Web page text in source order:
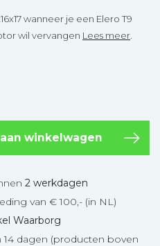
wanneer je een Elero T9
wil vervangen Lees meer
winkelwagen
2 werkdagen
van € 100,- (in NL)
Waarborg
14 dagen (producten boven